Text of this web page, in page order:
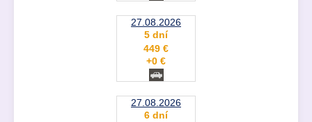
27.08.2026
5 dní
449 €
+0 €
27.08.2026
6 dní